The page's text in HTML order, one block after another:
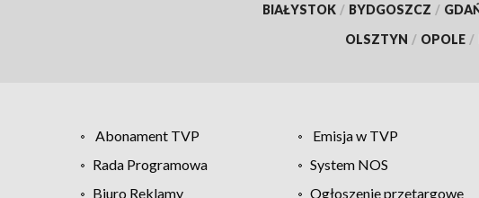
BIAŁYSTOK / BYDGOSZCZ /
OLSZTYN / OPOLE /
Abonament TVP Emisja w TVP
Rada Programowa
System NOS
Biuro Reklamy
Ogłoszenie przetargowe